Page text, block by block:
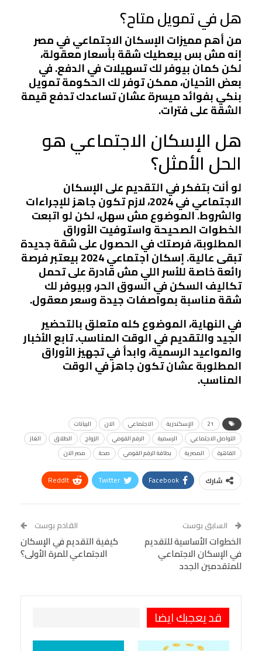
هل في تمويل متاح؟
من أهم مميزات الإسكان الاجتماعي في مصر
إنه مش بس بيعطيك شقة بأسعار معقولة،
لكن كمان بيوفر لك تسهيلات في الدفع. في
بعض الأحيان، ممكن توفر لك الحكومة تمويل
بنكي بفوائد ميسرة عشان تساعدك تدفع قيمة
الشقة على فترات.
هل الإسكان الاجتماعي هو
الحل الأمثل؟
لو أنت بتفكر في التقديم على الإسكان
الاجتماعي في 2024، لازم تكون جاهز للإجراءات
والشروط. الموضوع مش سهل، لكن لو اتبعت
الخطوات الصحيحة واستوفيت الأوراق
المطلوبة، فرصتك في الحصول على شقة جديدة
تبقى عالية. إسكان اجتماعي 2024 بيعتبر فرصة
رائعة خاصة للأسر اللي مش قادرة على تحمل
تكاليف السكن في السوق الحر، وبيوفر لك
شقة مناسبة بمواصفات جيدة وسعر معقول.
في النهاية، الموضوع كله متعلق بالتحضير
الجيد والتقديم في الوقت المناسب. تابع الأخبار
والمواعيد الرسمية، وابدأ في تجهيز الأوراق
المطلوبة عشان تكون جاهز في الوقت
المناسب.
21 الإسكندرية الاجتماعي الان
البيانات
التواصل الاجتماعي
الرسمية الرقم القومي الزواج الطلاق
الغاز
القاهرة
المصرية بطاقة الرقم القومي صحة مصر الان
شارك Facebook
Twitter
ReddIt
Tumblr
البريد الإلكتروني
StumbleUpon
VK
Digg
LINE
BlackBerry
Viber
السابق بوست
الخطوات الأساسية للتقديم
في الإسكان الاجتماعي
للمتقدمين الجدد
القادم بوست
كيفية التقديم في الإسكان
الاجتماعي للمرة الأولى؟
قد يعجبك ايضا